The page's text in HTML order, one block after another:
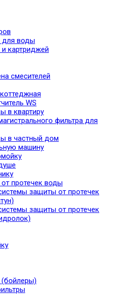
для воды
картриджей
смесителей
WS
в квартиру
фильтра для
в частный дом
машину
протечек воды
защиты от протечек
защиты от протечек
(бойлеры)